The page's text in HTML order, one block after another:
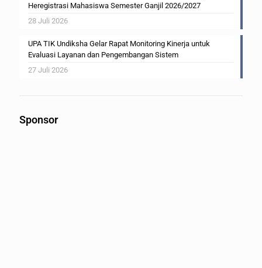
Heregistrasi Mahasiswa Semester Ganjil 2026/2027
28 Juli 2026
UPA TIK Undiksha Gelar Rapat Monitoring Kinerja untuk
Evaluasi Layanan dan Pengembangan Sistem
27 Juli 2026
Sponsor